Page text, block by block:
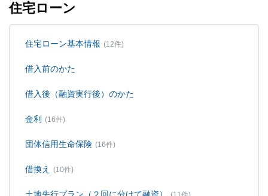
住宅ローン
住宅ローン基本情報 (12件)
借入前のかた
借入後（融資実行後）のかた
金利 (16件)
団体信用生命保険 (16件)
借換え (10件)